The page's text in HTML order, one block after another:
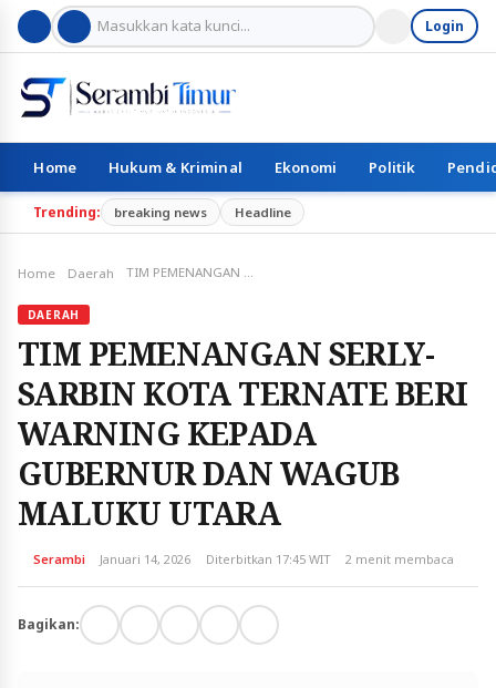
Login
Home Hukum & Kriminal Ekonomi Politik
Trending: breaking news Headline
Home Daerah TIM PEMENANGAN SERLY-SARBIN KOTA TERNATE BERI WARNING KEPADA GUBERNUR DAN WAGUB MALUKU UTARA
DAERAH
TIM PEMENANGAN SERLY-
SARBIN KOTA TERNATE BERI
WARNING KEPADA
GUBERNUR DAN WAGUB
MALUKU UTARA
Serambi Januari 14, 2026 Diterbitkan 17:45 WIT 2 menit membaca
Bagikan: